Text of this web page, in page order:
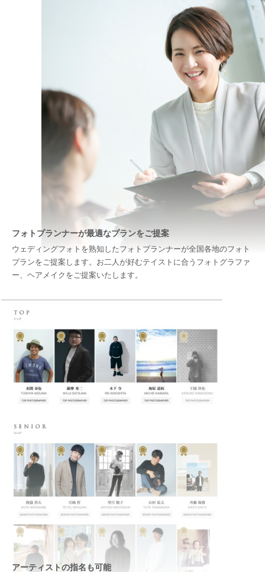
フォトプランナーが最適なプランをご提案
ウェディングフォトを熟知したフォトプランナーが全国各地のフォト
プランをご提案します。お二人が好むテイストに合うフォトグラファ
ー、ヘアメイクをご提案いたします。
アーティストの指名も可能